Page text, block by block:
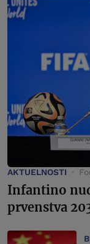
AKTUELNOSTI
Infantino
prvenstva